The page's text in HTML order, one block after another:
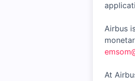
Airbus
At